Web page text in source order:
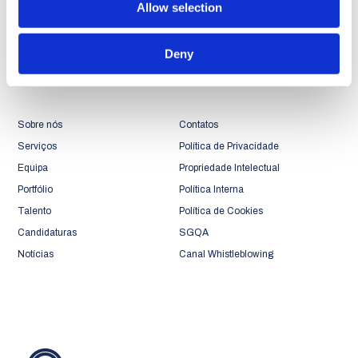
Allow selection
Deny
Mobility
Sobre nós
Serviços
Equipa
Portfólio
Talento
Candidaturas
Notícias
Contatos
Política de Privacidade
Propriedade Intelectual
Política Interna
Política de Cookies
SGQA
Canal Whistleblowing